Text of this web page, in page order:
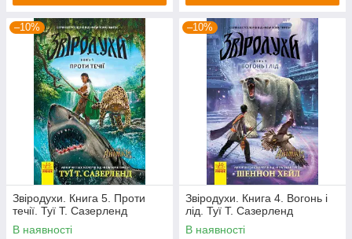
–10%
Звіродухи. Книга 5. Проти
течії. Туї Т. Сазерленд
В наявності
–10%
Звіродухи. Книга 4. Вогонь і
лід. Туї Т. Сазерленд
В наявності